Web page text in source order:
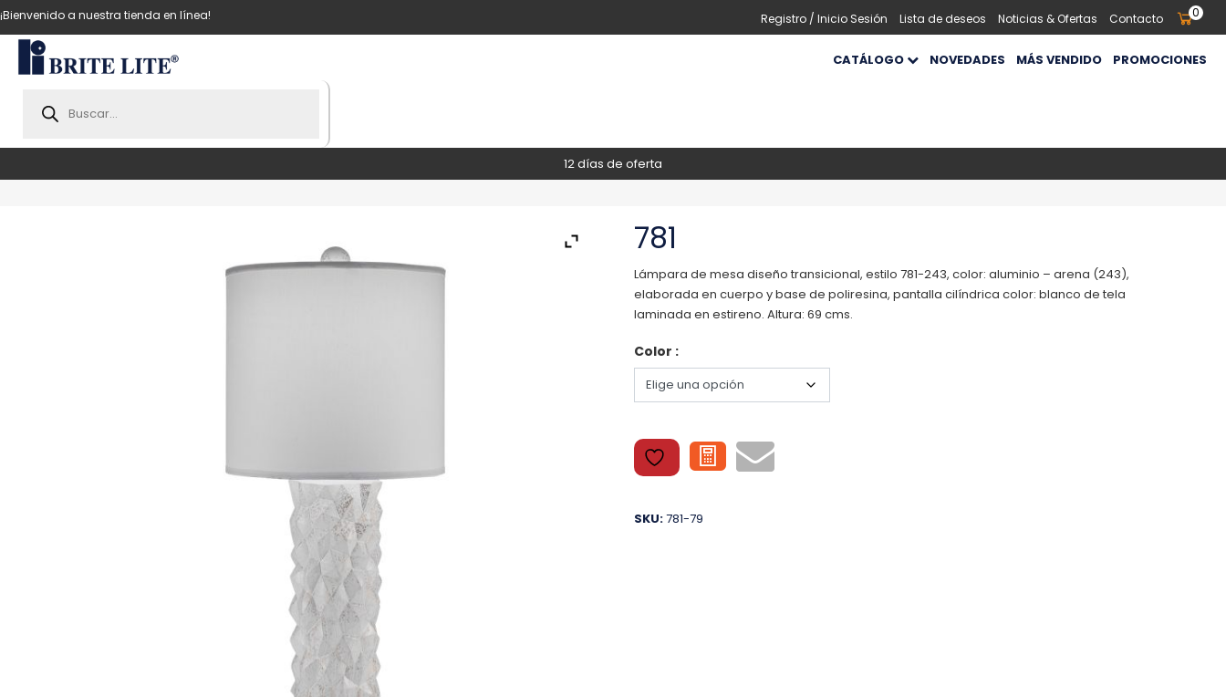
¡Bienvenido a nuestra tienda en línea! Registro / Inicio Sesión Lista de deseos Noticias & Ofertas Contacto 0
search
CATÁLOGO NOVEDADES MÁS VENDIDO PROMOCIONES
12 días de oferta
781
Lámpara de mesa diseño transicional, estilo 781-243, color: aluminio – arena (243),
elaborada en cuerpo y base de poliresina, pantalla cilíndrica color: blanco de tela
laminada en estireno. Altura: 69 cms.
Color :
SKU:781-79